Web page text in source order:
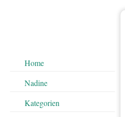
Home
Nadine
Kategorien